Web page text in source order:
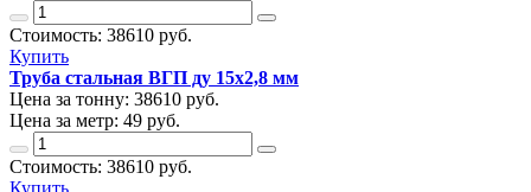
Стоимость: 38610 руб.
Купить
Труба стальная ВГП ду 15х2,8 мм
Цена за тонну: 38610 руб.
Цена за метр: 49 руб.
Стоимость: 38610 руб.
Купить